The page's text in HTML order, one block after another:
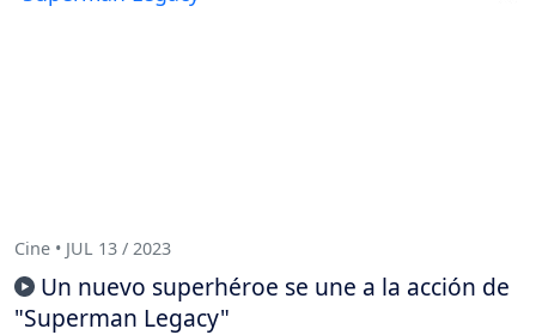
Cine • JUL 13 / 2023
Un nuevo superhéroe se une a la acción de
"Superman Legacy"